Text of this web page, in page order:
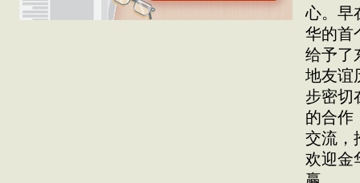
心。早
华的首
给予了
地友谊
步密切
的合作
交流，
欢迎金